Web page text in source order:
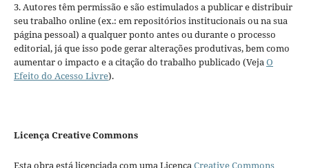
3. Autores têm permissão e são estimulados a publicar e distribuir
seu trabalho online (ex.: em repositórios institucionais ou na sua
página pessoal) a qualquer ponto antes ou durante o processo
editorial, já que isso pode gerar alterações produtivas, bem como
aumentar o impacto e a citação do trabalho publicado (VejaO
Efeito do Acesso Livre).
Licença Creative Commons